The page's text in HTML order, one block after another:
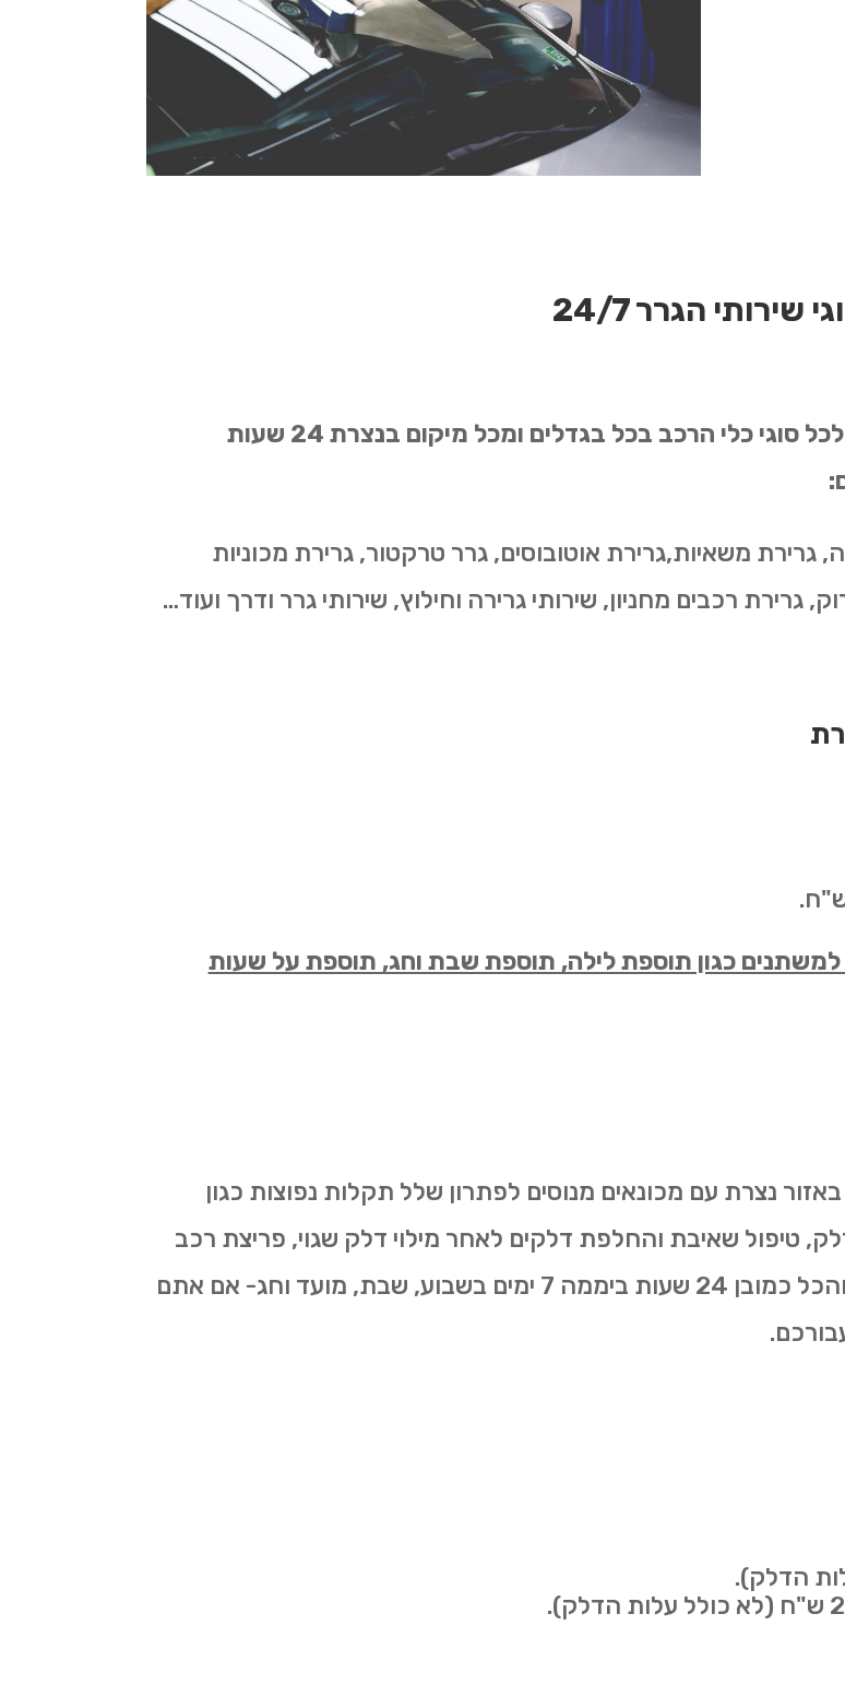
שירותי הגרר 24/7
אנו מתמחים מזה שנים רבות בשירותי גרר רכב לכל סוגי כלי הרכב בכל בגדלים ומכל מיקום בנצרת 24 שעות
גרירת משאיות,גרירת אוטובוסים, גרר טרקטור, גרירת מכוניות
כגון תוספת לילה, תוספת שבת וחג, תוספת על שעות
באזור נצרת עם מכונאים מנוסים לפתרון שלל תקלות נפוצות כגון
שאיבת והחלפת דלקים לאחר מילוי דלק שגוי, פריצת רכב
נעול, נטרול קודן רכב, נטרול אזעקת רכב ועוד… והכל כמובן 24 שעות ביממה 7 ימים בשבוע, שבת, מועד וחג- אם אתם